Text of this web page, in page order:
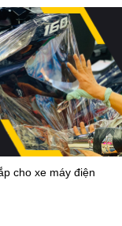
cho xe máy điện